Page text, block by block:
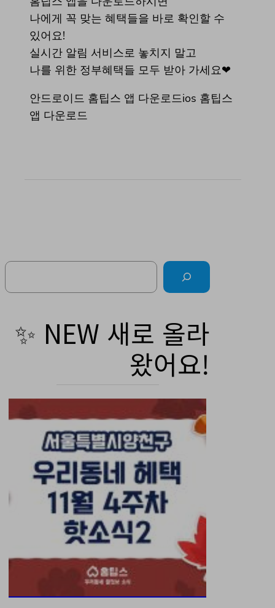
나에게 꼭 맞는 혜택들을 바로 확인할 수
있어요!
실시간 알림 서비스로 놓치지 말고
나를 위한 정부혜택들 모두 받아 가세요❤
안드로이드 홈팁스 앱 다운로드ios 홈팁스
앱 다운로드
Search
✨ NEW 새로 올라
왔어요!